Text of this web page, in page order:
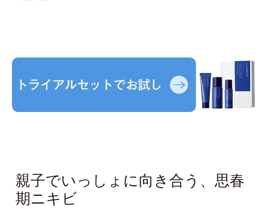
親子でいっしょに向き合う、思春
期ニキビ